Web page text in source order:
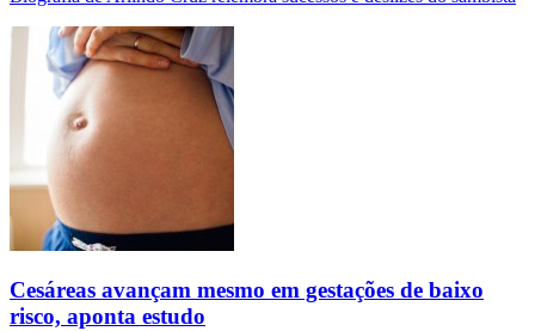
Cesáreas avançam mesmo em gestações de baixo
risco, aponta estudo